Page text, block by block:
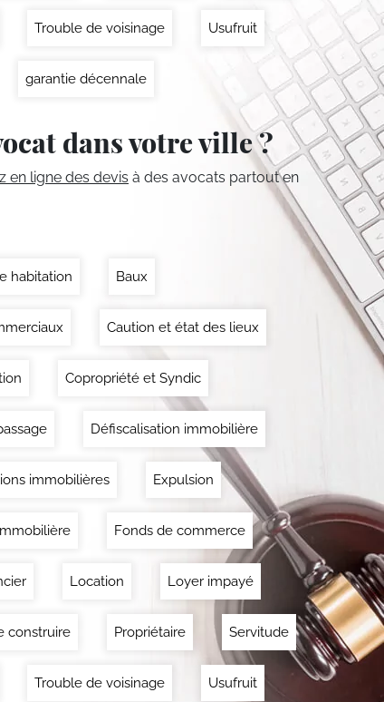
Trouble de voisinage Usufruit
garantie décennale
dans votre ville ?
en ligne des devis à des avocats partout en
habitation Baux
Caution et état des lieux
Copropriété et Syndic
Défiscalisation immobilière
immobilières Expulsion
Fonds de commerce
Location Loyer impayé
construire Propriétaire Servitude
Trouble de voisinage Usufruit